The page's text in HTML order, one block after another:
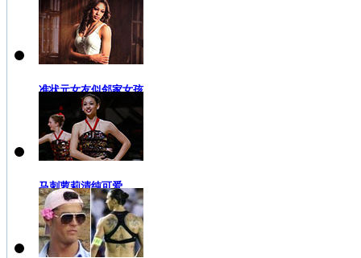
准状元女友似邻家女孩
马刺萝莉清纯可爱